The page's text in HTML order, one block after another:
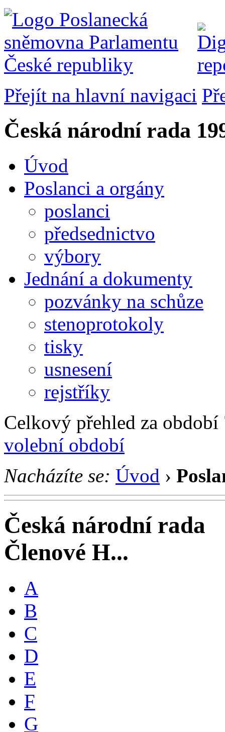
Přejít na hlavní navigaci
Česká národní rada
Úvod
Poslanci a orgány
poslanci
předsednictvo
výbory
Jednání a dokumenty
pozvánky na schůze
stenoprotokoly
tisky
usnesení
rejstříky
Celkový přehled za
volební období
Nacházíte se: Úvod ›
Česká národní rada
Členové H...
A
B
C
D
E
F
G